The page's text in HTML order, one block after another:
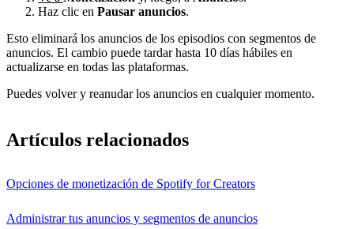
Haz clic en Pausar anuncios.
Esto eliminará los anuncios de los episodios con segmentos de
anuncios. El cambio puede tardar hasta 10 días hábiles en
actualizarse en todas las plataformas.
Puedes volver y reanudar los anuncios en cualquier momento.
Artículos relacionados
Opciones de monetización de Spotify for Creators
Administrar tus anuncios y segmentos de anuncios